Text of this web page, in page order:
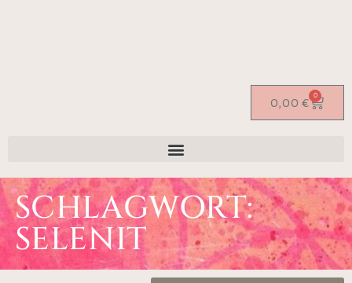
0,00 € 0
SCHLAGWORT:
SELENIT